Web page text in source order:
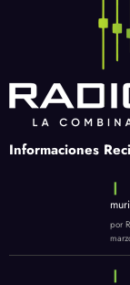
Informaciones
por